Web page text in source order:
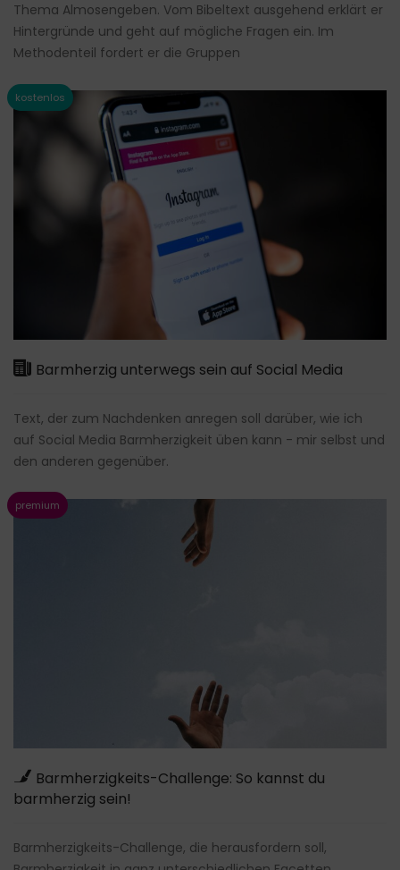
Thema Almosengeben. Vom Bibeltext ausgehend erklärt er
Hintergründe und geht auf mögliche Fragen ein. Im
Methodenteil fordert er die Gruppen
Barmherzig unterwegs sein auf Social Media
Text, der zum Nachdenken anregen soll darüber, wie ich
auf Social Media Barmherzigkeit üben kann - mir selbst und
den anderen gegenüber.
Barmherzigkeits-Challenge: So kannst du
barmherzig sein!
Barmherzigkeits-Challenge, die herausfordern soll,